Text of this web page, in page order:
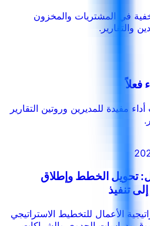
في المشتريات والمخزون
والتقارير.
فعلاً
مفيدة للمديرين وروتين التقارير
تحويل الخطط وإطلاق
تنفيذ
الأعمال للتخطيط الاستراتيجي